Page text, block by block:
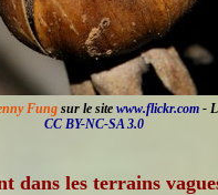
Fung sur le site www.flickr.com -
CC BY-NC-SA 3.0
dans les terrains